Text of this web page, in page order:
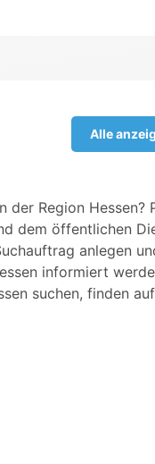
Alle
der Region
dem öffentlichen
anlegen
informiert
suchen, finden auf